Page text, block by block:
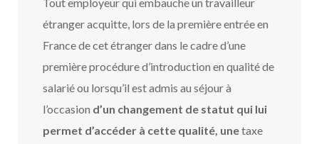
étranger acquitte, lors de la première entrée en
France de cet étranger dans le cadre d’une
première procédure d’introduction en qualité de
salarié ou lorsqu’il est admis au séjour à
l’occasion d’un changement de statut qui lui
permet d’accéder à cette qualité, unetaxe